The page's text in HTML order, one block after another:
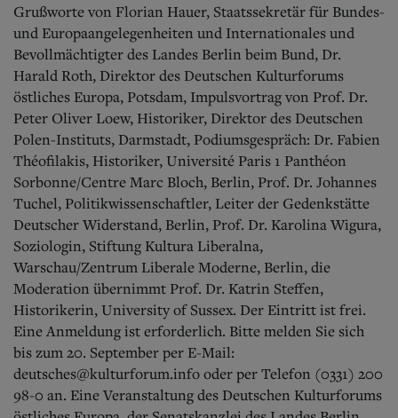
Grußworte von Florian Hauer, Staatssekretär für Bundes-
und Europaangelegenheiten und Internationales und
Bevollmächtigter des Landes Berlin beim Bund, Dr.
Harald Roth, Direktor des Deutschen Kulturforums
östliches Europa, Potsdam, Impulsvortrag von Prof. Dr.
Peter Oliver Loew, Historiker, Direktor des Deutschen
Polen-Instituts, Darmstadt, Podiumsgespräch: Dr. Fabien
Théofilakis, Historiker, Université Paris 1 Panthéon
Sorbonne/Centre Marc Bloch, Berlin, Prof. Dr. Johannes
Tuchel, Politikwissenschaftler, Leiter der Gedenkstätte
Deutscher Widerstand, Berlin, Prof. Dr. Karolina Wigura,
Soziologin, Stiftung Kultura Liberalna,
Warschau/Zentrum Liberale Moderne, Berlin, die
Moderation übernimmt Prof. Dr. Katrin Steffen,
Historikerin, University of Sussex. Der Eintritt ist frei.
Eine Anmeldung ist erforderlich. Bitte melden Sie sich
bis zum 20. September per E-Mail:
deutsches@kulturforum.info oder per Telefon (0331) 200
98-0 an. Eine Veranstaltung des Deutschen Kulturforums